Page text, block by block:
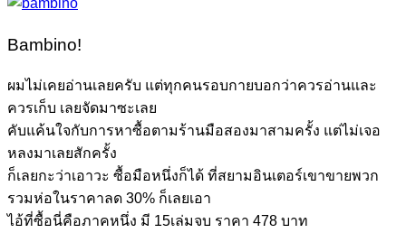
Bambino!
ผมไม่เคยอ่านเลยครับ แต่ทุกคนรอบกายบอกว่าควรอ่านและ
ควรเก็บ เลยจัดมาซะเลย
คับแค้นใจกับการหาซื้อตามร้านมือสองมาสามครั้ง แต่ไม่เจอ
หลงมาเลยสักครั้ง
ก็เลยกะว่าเอาวะ ซื้อมือหนึ่งก็ได้ ที่สยามอินเตอร์เขาขายพวก
รวมห่อในราคาลด 30% ก็เลยเอา
ไอ้ที่ซื้อนี่คือภาคหนึ่ง มี 15เล่มจบ ราคา 478 บาท